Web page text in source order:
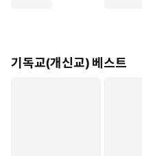
기독교(개신교) 베스트